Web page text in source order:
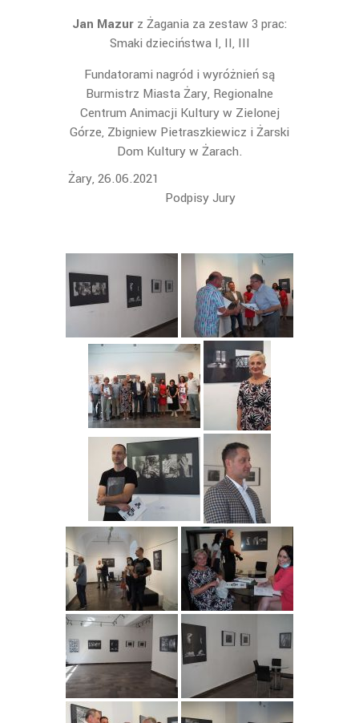
Jan Mazur z Żagania za zestaw 3 prac:
Smaki dzieciństwa I, II, III
Fundatorami nagród i wyróżnień są
Burmistrz Miasta Żary, Regionalne
Centrum Animacji Kultury w Zielonej
Górze, Zbigniew Pietraszkiewicz i Żarski
Dom Kultury w Żarach.
Żary, 26.06.2021
Podpisy Jury